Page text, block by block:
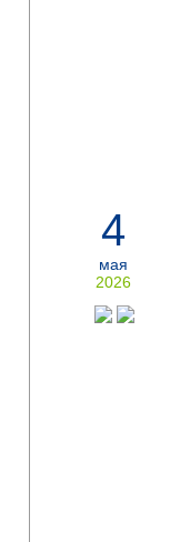
4
мая
2026